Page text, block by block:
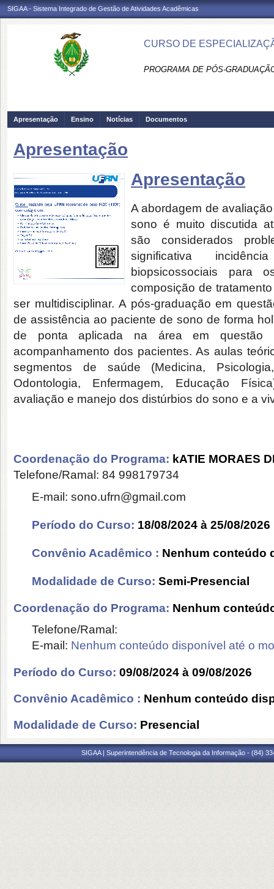
SIGAA - Sistema Integrado de Gestão de Atividades Acadêmicas
CURSO DE
PROGRAMA DE PÓS-
Apresentação Ensino Notícias Documentos
Apresentação
Apresentação
A abordagem de
sono é muito discutida
são considerados
significativa
biopsicossociais para
composição de
ser multidisciplinar. A pós-graduação em
de assistência ao paciente de sono de forma
de ponta aplicada na área em questão
acompanhamento dos pacientes. As aulas
segmentos de saúde (Medicina,
Odontologia, Enfermagem, Educação
avaliação e manejo dos distúrbios do sono e a
Coordenação do Programa: kATIE MORAES
Telefone/Ramal: 84 998179734
E-mail: sono.ufrn@gmail.com
Período do Curso: 18/08/2024 à 25/08/2026
Convênio Acadêmico : Nenhum conteúdo
Modalidade de Curso: Semi-Presencial
Coordenação do Programa: Nenhum
Telefone/Ramal:
E-mail: Nenhum conteúdo disponível até o
Período do Curso: 09/08/2024 à 09/08/2026
Convênio Acadêmico : Nenhum conteúdo
Modalidade de Curso: Presencial
SIGAA | Superintendência de Tecnologia da Informação - (84)